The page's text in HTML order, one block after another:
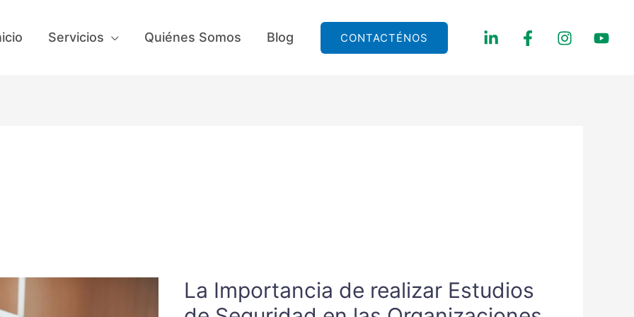
Servicios Quiénes Somos Blog CONTACTÉNOS
La Importancia de realizar Estudios
La
Importancia